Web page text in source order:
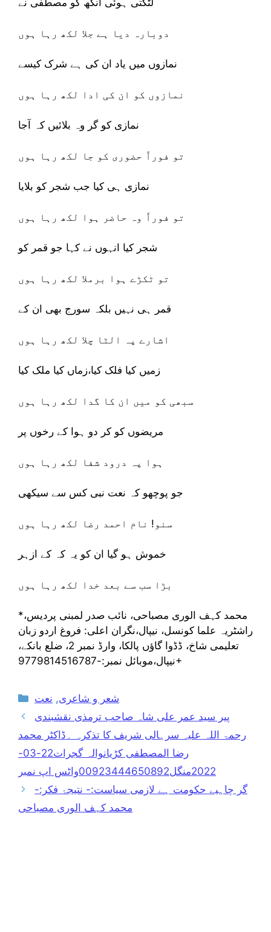
لٹکتی ہوئی آنکھ کو مصطفی نے
دوبارہ دیا ہے جلا لکھ رہا ہوں
نمازوں میں یاد ان کی ہے شرک کیسے
نمازوں کو ان کی ادا لکھ رہا ہوں
نمازی کو گر وہ بلائیں کہ آجا
تو فوراً حضوری کو جا لکھ رہا ہوں
نمازی ہی کیا جب شجر کو بلایا
تو فوراً وہ حاضر ہوا لکھ رہا ہوں
شجر کیا انہوں نے کہا جو قمر کو
تو ٹکڑے ہوا برملا لکھ رہا ہوں
قمر ہی نہیں بلکہ سورج بھی ان کے
اشارے پہ الٹا چلا لکھ رہا ہوں
زمیں کیا فلک کیا،زماں کیا ملک کیا
سبھی کو میں ان کا گدا لکھ رہا ہوں
مریضوں کو کر دو ہوا کے رخوں پر
ہوا پہ درود شفا لکھ رہا ہوں
جو پوچھو کہ نعت نبی کس سے سیکھی
سنو! نام احمد رضا لکھ رہا ہوں
خموش ہو گیا ان کو یہ کہ کے ازہر
بڑا سب سے بعد خدا لکھ رہا ہوں
*محمد کہف الوری مصباحی، نائب صدر لمبنی پردیس،
راشٹریہ علما کونسل، نیپال،نگران اعلی: فروغ اردو زبان
تعلیمی شاخ، ڈڈوا گاؤں پالکا، وارڈ نمبر 2، ضلع بانکے،
نیپال،موبائل نمبر:-9779814516787+
Categories
شعر و شاعری, نعت
پیر سید عمر علی شاہ صاحب ترمذی نقشبندی
رحمۃ اللہ علیہ سرہالی شریف کا تذکرہ ۔ڈاکٹر محمد
رضا المصطفی کڑیانوالہ گجرات22-03-
2022منگل00923444650892واٹس اپ نمبر
گر چاہیے حکومت ہے لازمی سیاست:- نتیجۂ فکر:-
محمد کہف الوری مصباحی